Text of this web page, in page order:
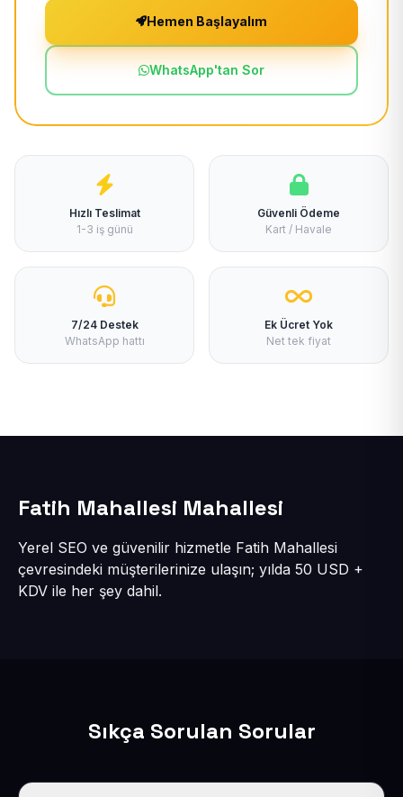
Hemen Başlayalım
WhatsApp'tan Sor
Hızlı Teslimat
1-3 iş günü
Güvenli Ödeme
Kart / Havale
7/24 Destek
WhatsApp hattı
Ek Ücret Yok
Net tek fiyat
Fatih Mahallesi Mahallesi
Yerel SEO ve güvenilir hizmetle Fatih Mahallesi
çevresindeki müşterilerinize ulaşın; yılda 50 USD +
KDV ile her şey dahil.
Sıkça Sorulan Sorular